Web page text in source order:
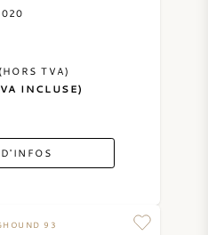
TVA)
INCLUSE)
93